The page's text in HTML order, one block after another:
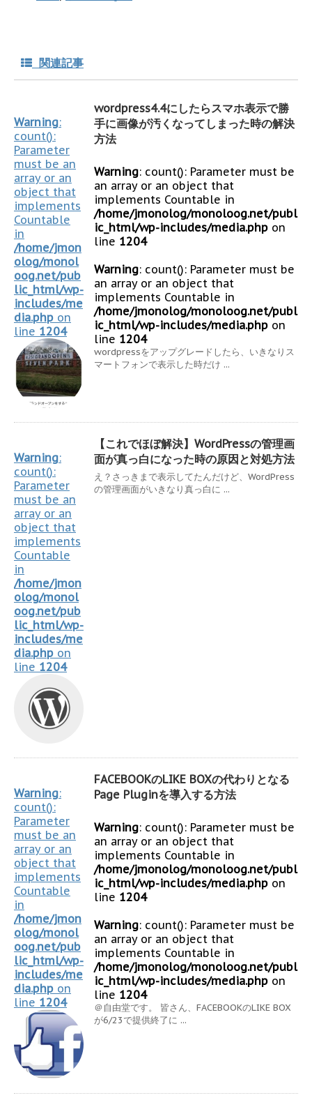
関連記事
Warning:
count():
Parameter
must be an
array or an
object that
implements
Countable
in
/home/jmon
olog/monol
oog.net/pub
lic_html/wp-
includes/me
dia.php on
line 1204
wordpress4.4にしたらスマホ表示で勝
手に画像が汚くなってしまった時の解決
方法
Warning: count(): Parameter must be
an array or an object that
implements Countable in
/home/jmonolog/monoloog.net/publ
ic_html/wp-includes/media.php on
line 1204
Warning: count(): Parameter must be
an array or an object that
implements Countable in
/home/jmonolog/monoloog.net/publ
ic_html/wp-includes/media.php on
line 1204
wordpressをアップグレードしたら、いきなりス
マートフォンで表示した時だけ ...
Warning:
count():
Parameter
must be an
array or an
object that
implements
Countable
in
/home/jmon
olog/monol
oog.net/pub
lic_html/wp-
includes/me
dia.php on
line 1204
【これでほぼ解決】WordPressの管理画
面が真っ白になった時の原因と対処方法
え？さっきまで表示してたんだけど、WordPress
の管理画面がいきなり真っ白に ...
Warning:
count():
Parameter
must be an
array or an
object that
implements
Countable
in
/home/jmon
olog/monol
oog.net/pub
lic_html/wp-
includes/me
dia.php on
line 1204
FACEBOOKのLIKE BOXの代わりとなる
Page Pluginを導入する方法
Warning: count(): Parameter must be
an array or an object that
implements Countable in
/home/jmonolog/monoloog.net/publ
ic_html/wp-includes/media.php on
line 1204
Warning: count(): Parameter must be
an array or an object that
implements Countable in
/home/jmonolog/monoloog.net/publ
ic_html/wp-includes/media.php on
line 1204
＠自由堂です。 皆さん、FACEBOOKのLIKE BOX
が6/23で提供終了に ...